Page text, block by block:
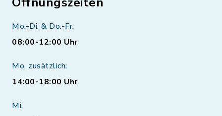
Mo.-Di. & Do.-Fr.
08:00-12:00 Uhr
Mo. zusätzlich:
14:00-18:00 Uhr
Mi.